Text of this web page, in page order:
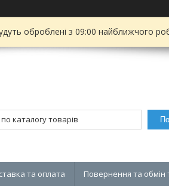
оброблені з 09:00 найближчого
та оплата Повернення та обмін